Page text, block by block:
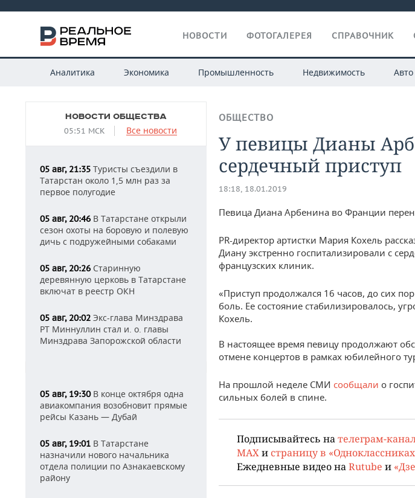
НОВОСТИ ФОТОГАЛЕРЕЯ СПРАВОЧНИК
Аналитика Экономика Промышленность Недвижимость Авто
НОВОСТИ ОБЩЕСТВА
05:51 МСК Все новости
05 авг, 21:35 Туристы съездили в
Татарстан около 1,5 млн раз за
первое полугодие
05 авг, 20:46 В Татарстане открыли
сезон охоты на боровую и полевую
дичь с подружейными собаками
05 авг, 20:26 Старинную
деревянную церковь в Татарстане
включат в реестр ОКН
05 авг, 20:02 Экс-глава Минздрава
РТ Миннуллин стал и. о. главы
Минздрава Запорожской области
05 авг, 19:30В конце октября одна
авиакомпания возобновит прямые
рейсы Казань — Дубай
05 авг, 19:01 В Татарстане
назначили нового начальника
отдела полиции по Азнакаевскому
району
ОБЩЕСТВО
У певицы Дианы
сердечный приступ
18:18, 18.01.2019
Певица Диана Арбенина во Франции
PR-директор артистки Мария Кохель
Диану экстренно госпитализировали с
французских клиник.
«Приступ продолжался 16 часов, до сих
боль. Ее состояние стабилизировалось,
Кохель.
В настоящее время певицу продолжают
отмене концертов в рамках юбилейного
На прошлой неделе СМИ сообщали о
сильных болей в спине.
Подписывайтесь на телеграм-
MAX и страницу в
Ежедневные видео на Rutube и